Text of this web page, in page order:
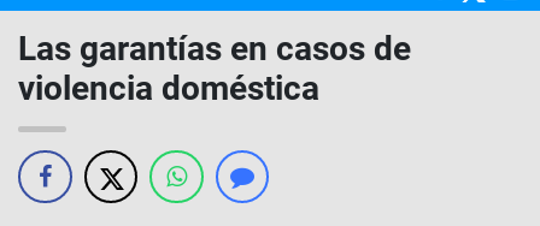
Las garantías en casos de
violencia doméstica